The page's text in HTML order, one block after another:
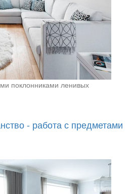
поклонниками ленивых
- работа с предметами